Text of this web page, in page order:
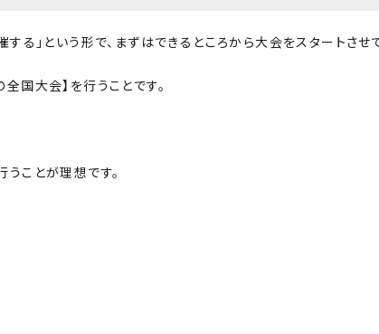
る」という形で、まずはできるところから大会をスタートさせ
国大会】を行うことです。
ことが理想です。